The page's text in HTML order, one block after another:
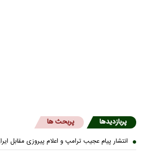
پربازدیدها پربحث ها
انتشار پیام عجیب ترامپ و اعلام پیروزی مقابل